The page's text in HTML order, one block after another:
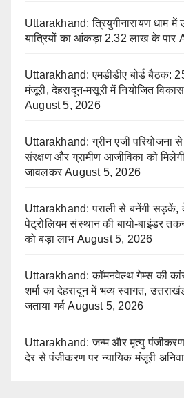
Uttarakhand: त्रियुगीनारायण धाम में
यात्रियों का आंकड़ा 2.32 लाख के पार
Uttarakhand: एमडीडीए बोर्ड बैठक:
मंजूरी, देहरादून-मसूरी में नियोजित
August 5, 2026
Uttarakhand: ग्रीन एजी परियोजना
संरक्षण और ग्रामीण आजीविका को
जावलकर August 5, 2026
Uttarakhand: पराली से बनेंगी सड़कें,
पेट्रोलियम संस्थान की बायो-बाइंडर
को बड़ा लाभ August 5, 2026
Uttarakhand: कॉमनवेल्थ गेम्स की
शर्मा का देहरादून में भव्य स्वागत,
जताया गर्व August 5, 2026
Uttarakhand: जन्म और मृत्यु
देर से पंजीकरण पर न्यायिक मंजूरी